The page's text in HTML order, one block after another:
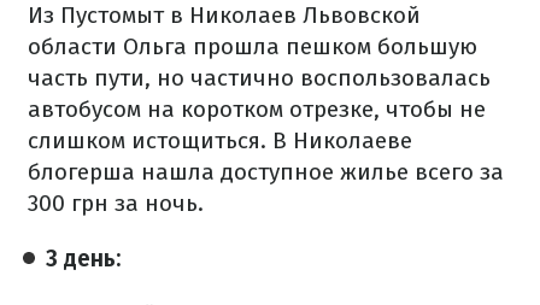
Из Пустомыт в Николаев Львовской
области Ольга прошла пешком большую
часть пути, но частично воспользовалась
автобусом на коротком отрезке, чтобы не
слишком истощиться. В Николаеве
блогерша нашла доступное жилье всего за
300 грн за ночь.
3 день: